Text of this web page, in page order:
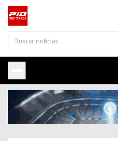
Buscar